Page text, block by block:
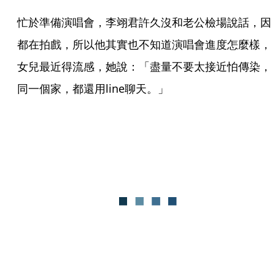
忙於準備演唱會，李翊君許久沒和老公檢場說話，因
都在拍戲，所以他其實也不知道演唱會進度怎麼樣，
女兒最近得流感，她說：「盡量不要太接近怕傳染，
同一個家，都還用line聊天。」